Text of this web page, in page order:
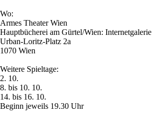
Wo:
Armes Theater Wien
Hauptbücherei am Gürtel/Wien: Internetgalerie
Urban-Loritz-Platz 2a
1070 Wien
Weitere Spieltage:
2. 10.
8. bis 10. 10.
14. bis 16. 10.
Beginn jeweils 19.30 Uhr